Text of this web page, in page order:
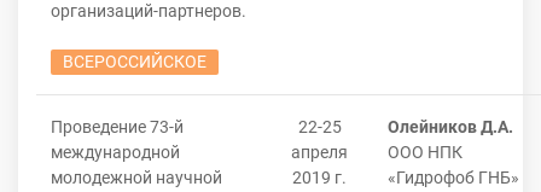
организаций-партнеров.
ВСЕРОССИЙСКОЕ
Проведение 73-й
международной
молодежной научной
22-25
апреля
2019 г.
Олейников Д.А.
ООО НПК
«Гидрофоб ГНБ»